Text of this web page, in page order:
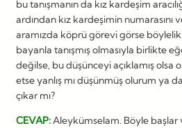
bu tanışmanın da kız kardeşim
ardından kız kardeşimin numarasını
aramızda köprü görevi görse
bayanla tanışmış olmasıyla birlikte
değilse, bu düşünceyi açıklamış
etse yanlış mı düşünmüş olurum ya
çıkar mı?
CEVAP:Aleykümselam. Böyle başlar